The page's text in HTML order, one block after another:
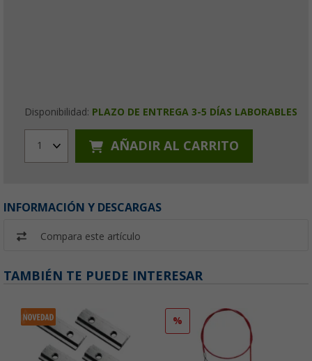
Disponibilidad: PLAZO DE ENTREGA 3-5 DÍAS LABORABLES
1 AÑADIR AL CARRITO
INFORMACIÓN Y DESCARGAS
Compara este artículo
TAMBIÉN TE PUEDE INTERESAR
%